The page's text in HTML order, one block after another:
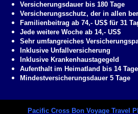
Versicherungsdauer bis 180 Tage
Versicherungsschutz, der in allen
Familienbeitrag ab 74,- US$ für 31
Jede weitere Woche ab 14,- US$
Sehr umfangreiches
Inklusive Unfallversicherung
Inklusive Krankenhaustagegeld
Aufenthalt im Heimatland bis 14
Mindestversicherungsdauer 5 Tage
Pacific Cross Bon Voyage Travel